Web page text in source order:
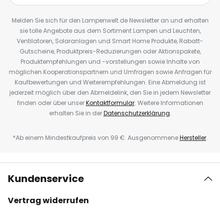
Melden Sie sich für den Lampenwelt.de Newsletter an und erhalten
sie tolle Angebote aus dem Sortiment Lampen und Leuchten,
Ventilatoren, Solaranlagen und Smart Home Produkte, Rabatt-
Gutscheine, Produktpreis-Reduzierungen oder Aktionspakete,
Produktempfehlungen und -vorstellungen sowie Inhalte von
möglichen Kooperationspartnern und Umfragen sowie Anfragen für
Kaufbewertungen und Weiterempfehlungen. Eine Abmeldung ist
jederzeit möglich über den Abmeldelink, den Sie in jedem Newsletter
finden oder über unserKontaktformular. Weitere Informationen
erhalten Sie in derDatenschutzerklärung.
*Ab einem Mindestkaufpreis von 99 €. AusgenommeneHersteller.
Kundenservice
Vertrag widerrufen